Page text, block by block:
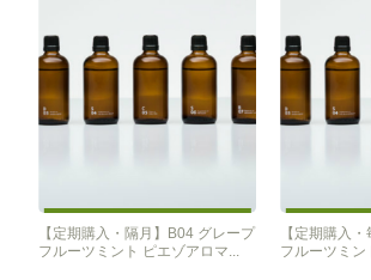
【定期購入・隔月】B04 グレープ
フルーツミント ピエゾアロマ...
【定期購入
フルーツミン